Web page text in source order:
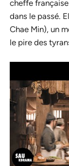
cheffe
dans le passé.
Chae Min), un
le pire des